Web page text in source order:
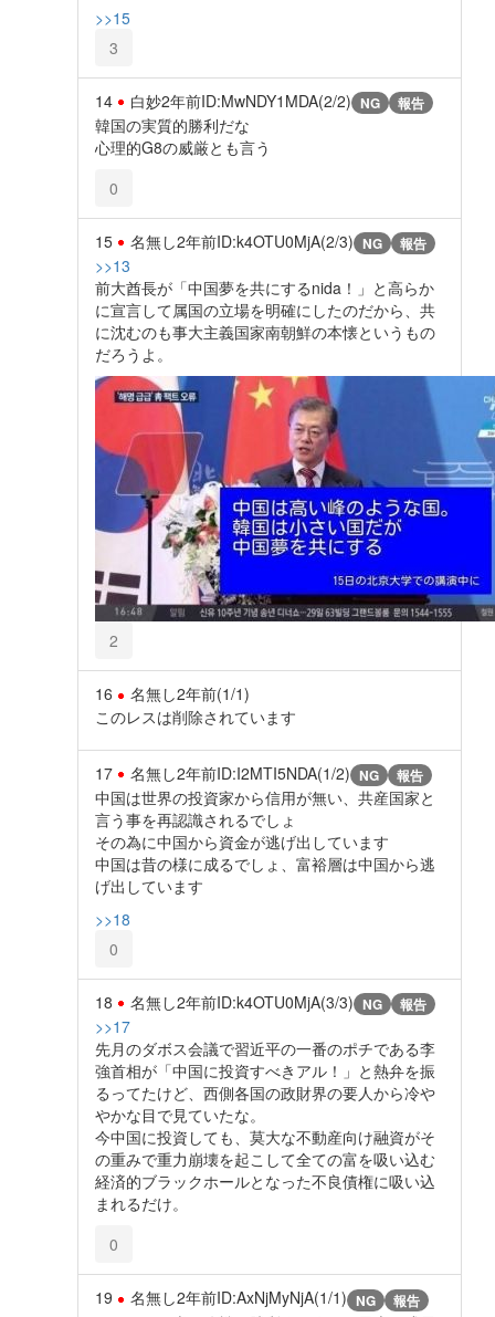
>>15
3
14 白妙2年前ID:MwNDY1MDA(2/2) NG 報告
韓国の実質的勝利だな
心理的G8の威厳とも言う
0
15 名無し2年前ID:k4OTU0MjA(2/3) NG 報告
>>13
前大酋長が「中国夢を共にするnida！」と高らか
に宣言して属国の立場を明確にしたのだから、共
に沈むのも事大主義国家南朝鮮の本懐というもの
だろうよ。
2
16 名無し2年前(1/1)
このレスは削除されています
17 名無し2年前ID:I2MTI5NDA(1/2) NG 報告
中国は世界の投資家から信用が無い、共産国家と
言う事を再認識されるでしょ
その為に中国から資金が逃げ出しています
中国は昔の様に成るでしょ、富裕層は中国から逃
げ出しています
>>18
0
18 名無し2年前ID:k4OTU0MjA(3/3) NG 報告
>>17
先月のダボス会議で習近平の一番のポチである李
強首相が「中国に投資すべきアル！」と熱弁を振
るってたけど、西側各国の政財界の要人から冷や
やかな目で見ていたな。
今中国に投資しても、莫大な不動産向け融資がそ
の重みで重力崩壊を起こして全ての富を吸い込む
経済的ブラックホールとなった不良債権に吸い込
まれるだけ。
0
19 名無し2年前ID:AxNjMyNjA(1/1) NG 報告